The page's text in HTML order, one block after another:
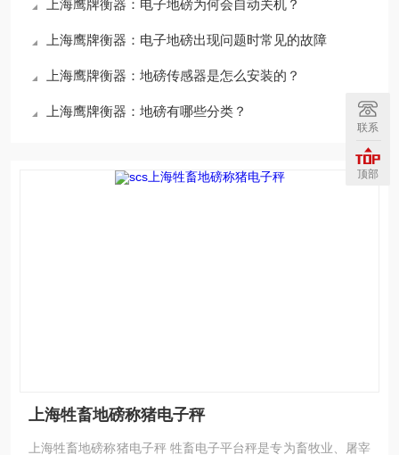
上海鹰牌衡器：电子地磅为何会自动关机？
上海鹰牌衡器：电子地磅出现问题时常见的故障
上海鹰牌衡器：地磅传感器是怎么安装的？
上海鹰牌衡器：地磅有哪些分类？
上海牲畜地磅称猪电子秤
上海牲畜地磅称猪电子秤 牲畜电子平台秤是专为畜牧业、屠宰
联系
顶部